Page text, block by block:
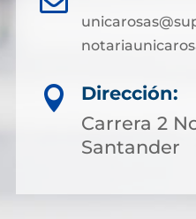

Dirección:
Carrera 2
Santander